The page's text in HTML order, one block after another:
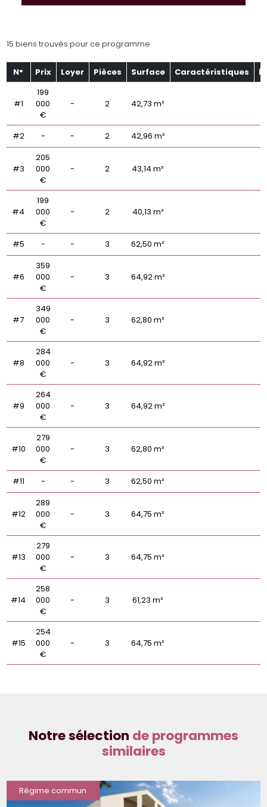
15 biens trouvés pour ce programme
N° Prix Loyer Pièces Surface Caractéristiques
#1
199
000
€
- 2 42,73 m²
#2 - - 2 42,96 m²
#3
205
000
€
- 2 43,14 m²
#4
199
000
€
- 2 40,13 m²
#5 - - 3 62,50 m²
#6
359
000
€
- 3 64,92 m²
#7
349
000
€
- 3 62,80 m²
#8
284
000
€
- 3 64,92 m²
#9
264
000
€
- 3 64,92 m²
#10
279
000
€
- 3 62,80 m²
#11 - - 3 62,50 m²
#12
289
000
€
- 3 64,75 m²
#13
279
000
€
- 3 64,75 m²
#14
258
000
€
- 3 61,23 m²
#15
254
000
€
- 3 64,75 m²
Notre sélection de programmes
similaires
Régime commun